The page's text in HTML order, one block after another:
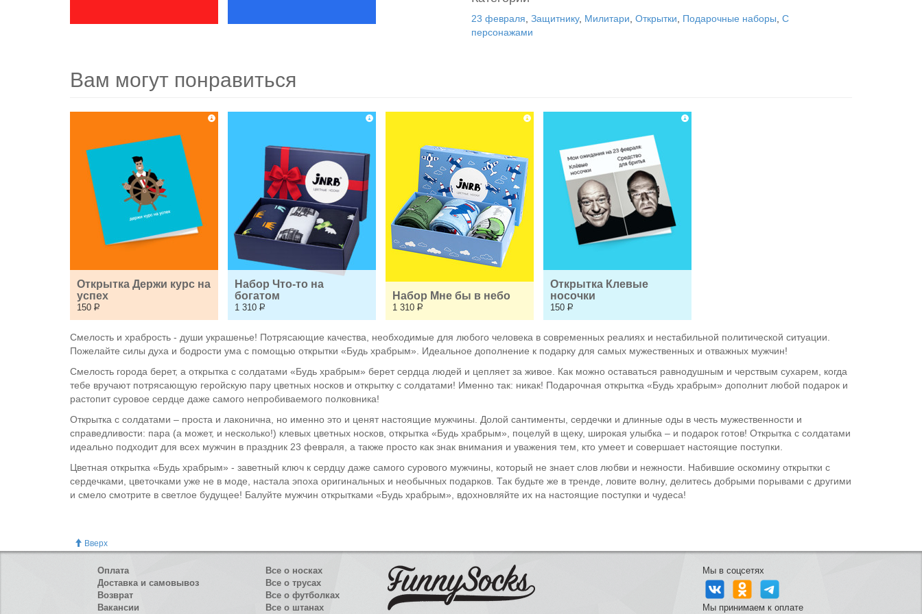
23 февраля Защитнику, Милитари Открытки Подарочные наборы С
персонажами
Вам могут понравиться
Открытка Держи курс на
успех
150 Р
Набор Что-то на
богатом
1 310 Р
Набор Мне бы в небо
1 310 Р
Открытка Клевые
носочки
150 Р
Смелость и храбрость - души украшенье! Потрясающие качества, необходимые для любого человека в современных реалиях и нестабильной политической ситуации.
Пожелайте силы духа и бодрости ума с помощью открытки «Будь храбрым». Идеальное дополнение к подарку для самых мужественных и отважных мужчин!
Смелость города берет, а открытка с солдатами «Будь храбрым» берет сердца людей и цепляет за живое. Как можно оставаться равнодушным и черствым сухарем, когда
тебе вручают потрясающую геройскую пару цветных носков и открытку с солдатами! Именно так: никак! Подарочная открытка «Будь храбрым» дополнит любой подарок и
растопит суровое сердце даже самого непробиваемого полковника!
Открытка с солдатами – проста и лаконична, но именно это и ценят настоящие мужчины. Долой сантименты, сердечки и длинные оды в честь мужественности и
справедливости: пара (а может, и несколько!) клевых цветных носков, открытка «Будь храбрым», поцелуй в щеку, широкая улыбка – и подарок готов! Открытка с солдатами
идеально подходит для всех мужчин в праздник 23 февраля, а также просто как знак внимания и уважения тем, кто умеет и совершает настоящие поступки.
Цветная открытка «Будь храбрым» - заветный ключ к сердцу даже самого сурового мужчины, который не знает слов любви и нежности. Набившие оскомину открытки с
сердечками, цветочками уже не в моде, настала эпоха оригинальных и необычных подарков. Так будьте же в тренде, ловите волну, делитесь добрыми порывами с другими
и смело смотрите в светлое будущее! Балуйте мужчин открытками «Будь храбрым», вдохновляйте их на настоящие поступки и чудеса!
Вверх
Оплата
Доставка и самовывоз
Возврат
Вакансии
Все о носках
Все о трусах
Все о футболках
Все о штанах
Мы в соцсетях
Мы принимаем к оплате